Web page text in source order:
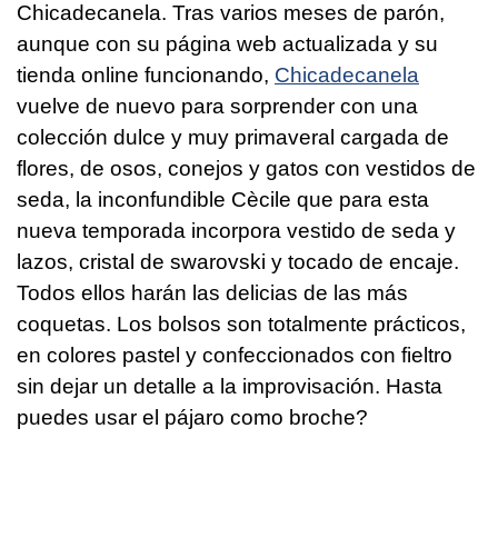
Chicadecanela. Tras varios meses de parón,
aunque con su página web actualizada y su
tienda online funcionando, Chicadecanela
vuelve de nuevo para sorprender con una
colección dulce y muy primaveral cargada de
flores, de osos, conejos y gatos con vestidos de
seda, la inconfundible Cècile que para esta
nueva temporada incorpora vestido de seda y
lazos, cristal de swarovski y tocado de encaje.
Todos ellos harán las delicias de las más
coquetas. Los bolsos son totalmente prácticos,
en colores pastel y confeccionados con fieltro
sin dejar un detalle a la improvisación. Hasta
puedes usar el pájaro como broche?